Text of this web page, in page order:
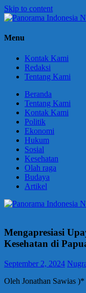
Skip to content
Panorama
Berani
Menu
Kontak Kami
Redaksi
Tentang Kami
Beranda
Tentang Kami
Kontak Kami
Politik
Ekonomi
Hukum
Sosial
Kesehatan
Olah raga
Budaya
Artikel
Mengapresiasi
Kesehatan di
September 2, 2024
Oleh Jonathan Sawias )*